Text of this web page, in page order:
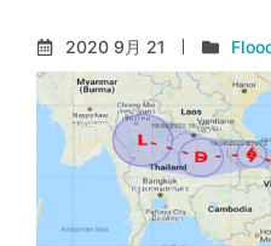
2020 9月 21